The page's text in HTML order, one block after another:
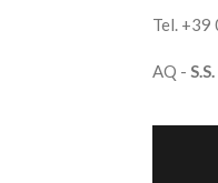
Tel. +39
AQ -